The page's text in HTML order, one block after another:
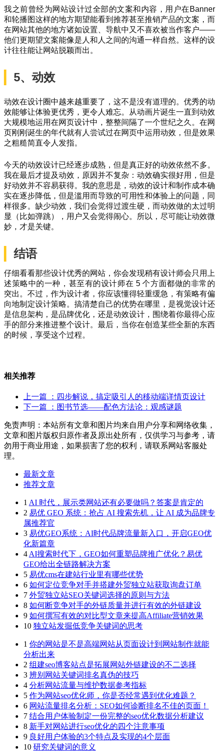
我之前曾经为网站设计过全部的文案和内容，用户在Banner
和轮播图这样的地方期望能看到推荐甚至推销产品的文案，而
在网站其他的地方诸如设置、导航中又不喜欢被当作客户——
他们更期望文案能像是人和人之间的沟通一样自然。这样的设
计往往能让网站脱颖而出。
5、动效
动效在设计圈中越来越重要了，这不是没有道理的。优秀的动
效能够让体验更优秀，更令人难忘。从动画片诞生一直到动效
大规模地运用在网页设计中，整整间隔了一个世纪之久。在网
页刚刚诞生的年代就有人尝试过在网页中运用动效，但是效果
之粗糙简直令人发指。
今天的动效设计已经逐步成熟，但是真正好的动效依然不多。
我在最后才提及动效，原因并不复杂：动效确实很好用，但是
好动效并不容易获得。我的意思是，动效的设计和制作成本确
实在逐步降低，但是滥用而导致的可用性和体验上的问题，同
样很多。缺少动效，我们会觉得过渡生硬，而动效做的太过明
显（比如弹跳），用户又会觉得闹心。所以，尽可能让动效微
妙，才是关键。
结语
仔细看看那些设计优秀的网站，你会发现稍有设计师会只用上
述策略中的一种，甚至有的设计师在 5 个方面都做的非常的
突出。不过，作为设计者，你应该懂得轻重缓急，有策略有偏
向地制定设计策略。搞清楚自己的优势在哪里，是视觉设计还
是信息架构，是品牌优化，还是动效设计，围绕着你最得心应
手的部分来推进整个设计。最后，当你在创造某些全新的东西
的时候，享受这个过程。
相关推荐
上一篇
：四步解说，搞定吸引人的移动端详情页设计
下一篇
：图书节选——配色方法论：观感谜题
免责声明：本站所有文章和图片均来自用户分享和网络收集，
文章和图片版权归原作者及原出处所有，仅供学习与参考，请
勿用于商业用途，如果损害了您的权利，请联系网站客服处
理。
最新文章
推荐文章
1 AI 时代，展示类网站还有必要做吗？答案是肯定的
2 易优 GEO 系统：抢占 AI 搜索先机，让 AI 成为品牌专
属推荐官
3 易优GEO系统：AI时代品牌流量新入口，开启GEO优
化新篇章
4 AI搜索时代下，GEO如何重塑品牌推广优化？易优
GEO给出全链路解决方案
5 易优cms在建站行业里有哪些优势
6 如何定位竞争对手并搭建外贸独立站获取询盘订单
7 外贸独立站SEO关键词选择的原则与方法
8 如何断竞争对手的外链质量并进行有效的外链建设
9 如何撰写有效的对比型文章来提高Affiliate营销效果
10 独立站发掘低竞争关键词的思考
1 你的网站是不是高端网站从页面设计到网站制作就能
分析出来
2 组建seo博客站点是拓展网站外链建设的不二选择
3 辨别网站关键词排名真伪的技巧
4 分析网站流量与维护数据参考指标
5 作为网站seo优化师，你是否经常遇到优化难题？
6 网站流量排名分析：SEO如何诊断排名不佳的页面！
7 结合用户体验制定一份完整的seo优化数据分析建议
8 新手对网站进行seo优化的四个注意事项
9 良好用户体验的3个特点及实现的4个层面
10 研究关键词的意义